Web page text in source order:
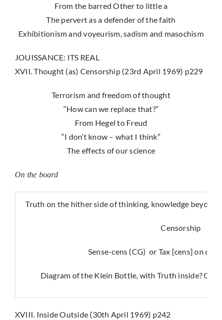
From the barred Other to little a
The pervert as a defender of the faith
Exhibitionism and voyeurism, sadism and masochism
JOUISSANCE: ITS REAL
XVII. Thought (as) Censorship (23rd April 1969) p229
Terrorism and freedom of thought
“How can we replace that?”
From Hegel to Freud
“I don’t know – what I think”
The effects of our science
On the board
Truth on the hither side of thinking, knowledge
Censorship
Sense-cens (CG) or Tax [cens] on
Diagram of the Klein Bottle, with Truth inside? On
XVIII. Inside Outside (30th April 1969) p242